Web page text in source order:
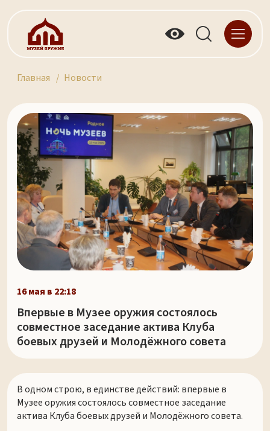
Главная Новости
16 мая в 22:18
Впервые в Музее оружия состоялось
совместное заседание актива Клуба
боевых друзей и Молодёжного совета
В одном строю, в единстве действий: впервые в
Музее оружия состоялось совместное заседание
актива Клуба боевых друзей и Молодёжного совета.